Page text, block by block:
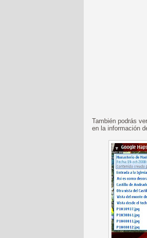
También podrás
en la información